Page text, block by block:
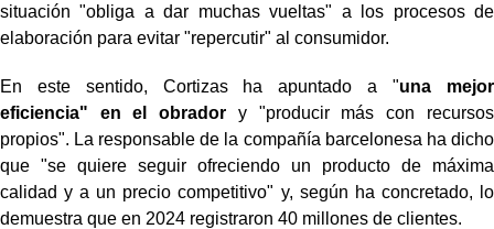
situación "obliga a dar muchas vueltas" a los procesos de
elaboración para evitar "repercutir" al consumidor.
En este sentido, Cortizas ha apuntado a "una mejor
eficiencia" en el obrador y "producir más con recursos
propios". La responsable de la compañía barcelonesa ha dicho
que "se quiere seguir ofreciendo un producto de máxima
calidad y a un precio competitivo" y, según ha concretado, lo
demuestra que en 2024 registraron 40 millones de clientes.